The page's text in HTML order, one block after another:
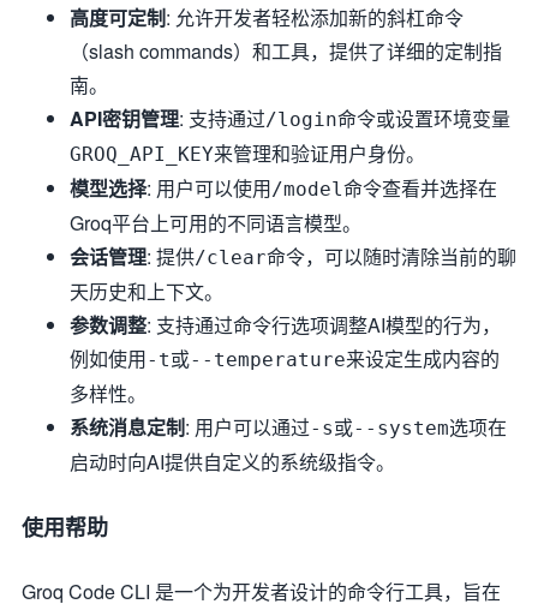
高度可定制: 允许开发者轻松添加新的斜杠命令
（slash commands）和工具，提供了详细的定制指
南。
API密钥管理: 支持通过/login命令或设置环境变量
GROQ_API_KEY来管理和验证用户身份。
模型选择: 用户可以使用/model命令查看并选择在
Groq平台上可用的不同语言模型。
会话管理: 提供/clear命令，可以随时清除当前的聊
天历史和上下文。
参数调整: 支持通过命令行选项调整AI模型的行为，
例如使用-t或--temperature来设定生成内容的
多样性。
系统消息定制: 用户可以通过-s或--system选项在
启动时向AI提供自定义的系统级指令。
使用帮助
Groq Code CLI 是一个为开发者设计的命令行工具，旨在